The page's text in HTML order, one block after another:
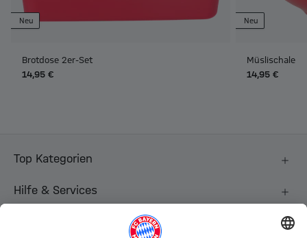
Neu
Brotdose 2er-Set
14,95 €
Neu
Müslischale
14,95 €
Top Kategorien
Hilfe & Services